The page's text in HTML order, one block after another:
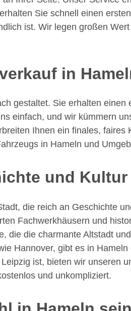
Sie schnell einen
ist. Wir legen großen
in
gestaltet. Sie erhalten
einfach, und wir kümmern
Ihnen ein finales,
in Hameln und
und Kultur
die reich an Geschichte
Fachwerkhäusern und
die die charmante Altstadt
Hannover, gibt es in
ist, bieten wir unseren
und unkompliziert.